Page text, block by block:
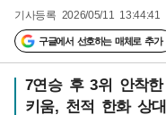
기사등록 2026/05/11 13:44:41
구글에서 선호하는 매체로 추가
7연승 후 3위 안착
키움, 천적 한화 상